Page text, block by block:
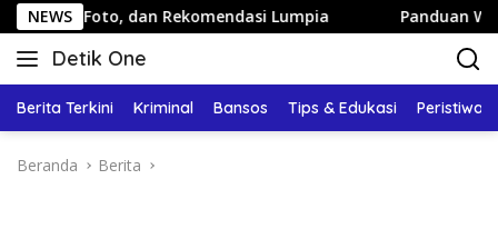
Langsung
ke
konten
NEWS
Rekomendasi Lumpia Panduan Wisata Keluarga
Detik One
Tajam
Fakta
Berita Terkini Kriminal Bansos Tips & Edukasi Peristiwa
Beranda Berita